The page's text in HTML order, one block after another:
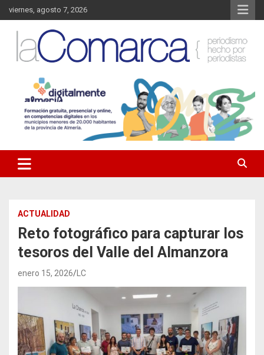
Saltar
al
contenido
viernes, agosto 7, 2026
La Comarca – Noticias del
Almanzora
Almanzora y sus localidades.
ACTUALIDAD
Reto fotográfico para capturar los
tesoros del Valle del Almanzora
enero 15, 2026 LC